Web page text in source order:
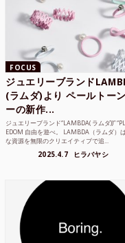
FOCUS
ジュエリーブランド
(ラムダ)より ペールトー
ーの新作...
ジュエリーブランド“LAMBDA( ラムダ))”
EDOM 自由を遊べ。 LAMBDA（ラムダ）
な資源を無限のクリエイティブで追...
2025.4.7 ヒラバヤシ